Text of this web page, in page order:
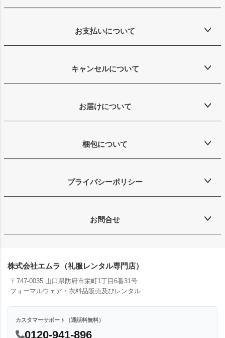
お支払いについて
キャンセルについて
お届けについて
梱包について
プライバシーポリシー
お問合せ
株式会社エムラ（礼服レンタル専門店）
〒747-0035 山口県防府市栄町1丁目6番31号
フォーマルウェア・衣料品販売及びレンタル
カスタマーサポート（通話料無料）
0120-941-896